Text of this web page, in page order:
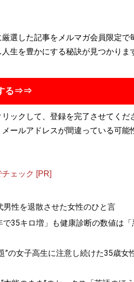
、六本木のクラブママを経て、
選した記事をメルマガ会員限定で
生を豊かにする秘訣が見つかりま
る⇒⇒
ックして、登録を完了させてくだ
ールアドレスが間違っている可能
ェック [PR]
性を退散させた女性のひと言
35キロ増」も健康診断の数値は「
の女子高生に注意し続けた35歳女